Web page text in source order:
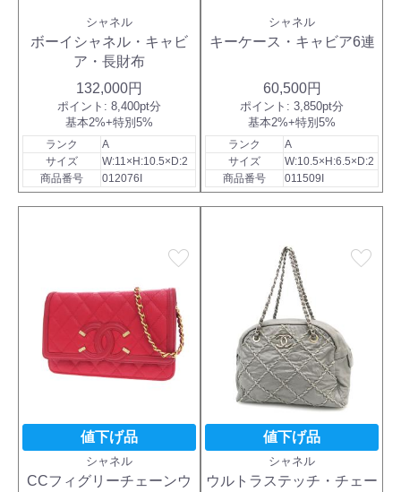
シャネル
ボーイシャネル・キャビ
ア・長財布
132,000円
ポイント: 8,400pt分
基本2%+特別5%
ランク
A
サイズ
W:11×H:10.5×D:2
商品番号
012076I
シャネル
キーケース・キャビア6連
60,500円
ポイント: 3,850pt分
基本2%+特別5%
ランク
A
サイズ
W:10.5×H:6.5×D:2
商品番号
011509I
favorite
値下げ品
シャネル
CCフィグリーチェーンウ
favorite
値下げ品
シャネル
ウルトラステッチ・チェー